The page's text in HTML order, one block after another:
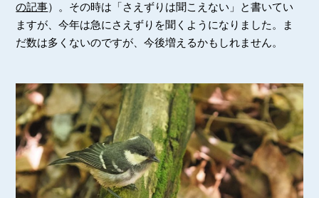
の記事）。その時は「さえずりは聞こえない」と書いてい
ますが、今年は急にさえずりを聞くようになりました。ま
だ数は多くないのですが、今後増えるかもしれません。